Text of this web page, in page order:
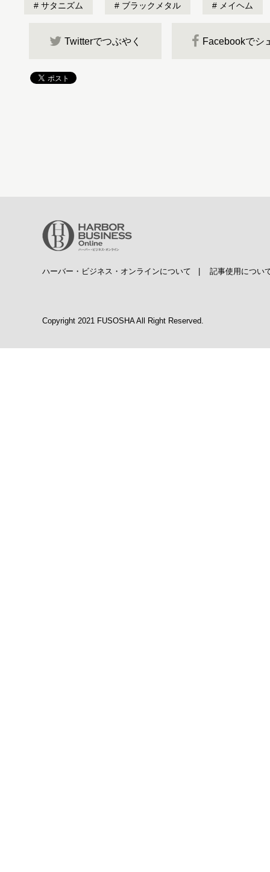
サタニズム ブラックメタル メイヘム
Twitterでつぶやく Facebookでシ
ハーバー・ビジネス・オンラインについて 記事使用につい
Copyright 2021 FUSOSHA All Right Reserved.